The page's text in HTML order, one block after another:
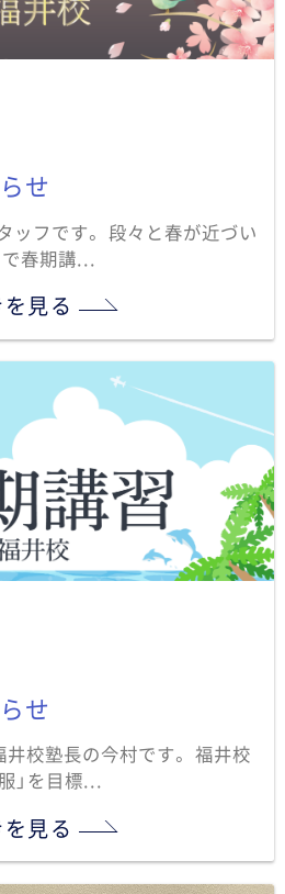
せ
ッフです。 段々と春が近づい
春期講...
見る
せ
校塾長の今村です。 福井校
」を目標...
見る